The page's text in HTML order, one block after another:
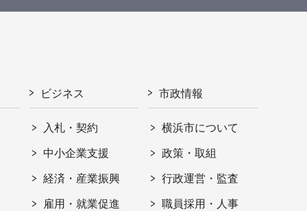
ビジネス
入札・契約
中小企業支援
経済・産業振興
雇用・就業促進
市政情報
横浜市について
政策・取組
行政運営・監査
職員採用・人事